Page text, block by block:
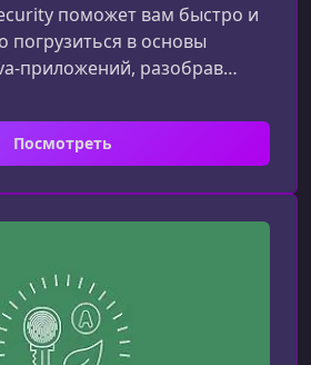
поможет вам быстро и
погрузиться в основы
разобрав
на простых и
Материал
разработчиков, которые
конфигурации.Что вы
структура
обучение более
Каждый модуль
аспект
Посмотреть